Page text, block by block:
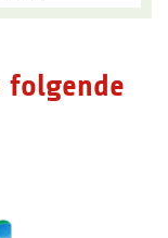
folgende